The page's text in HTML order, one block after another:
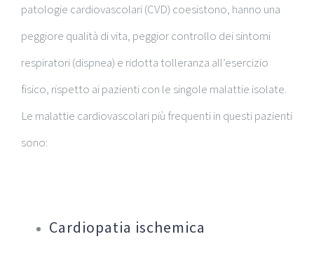
patologie cardiovascolari (CVD) coesistono, hanno una
peggiore qualità di vita, peggior controllo dei sintomi
respiratori (dispnea) e ridotta tolleranza all’esercizio
fisico, rispetto ai pazienti con le singole malattie isolate.
Le malattie cardiovascolari più frequenti in questi pazienti
sono:
Cardiopatia ischemica